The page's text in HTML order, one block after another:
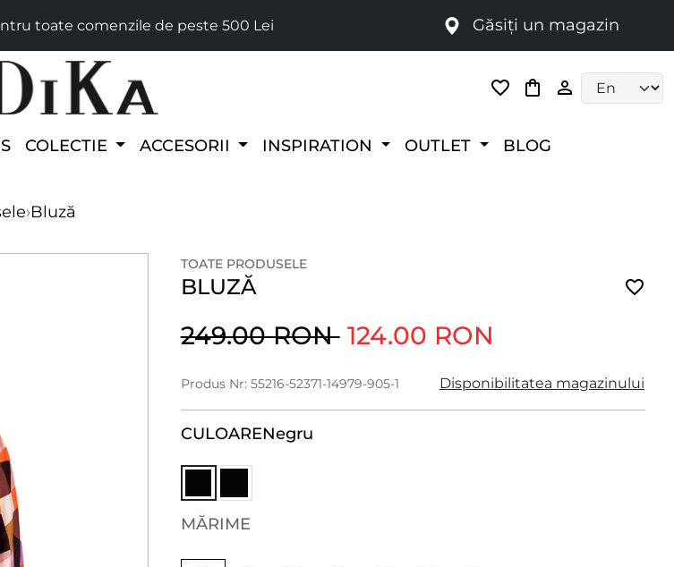
toate comenzile de peste 500 Lei Găsiți un magazin
COLECTIE ACCESORII INSPIRATION OUTLET BLOG
›Bluză
TOATE PRODUSELE
BLUZĂ
249.00 RON 124.00 RON
Produs Nr: 55216-52371-14979-905-1 Disponibilitatea magazinului
CULOARENegru
MĂRIME